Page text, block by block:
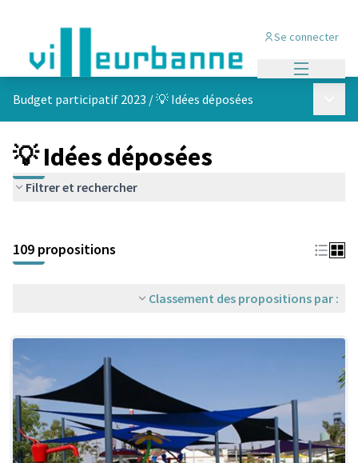
Se connecter
Budget participatif 2023 /💡 Idées déposées
💡 Idées déposées
Filtrer et rechercher
+
−
109 propositions
Classement des propositions par :